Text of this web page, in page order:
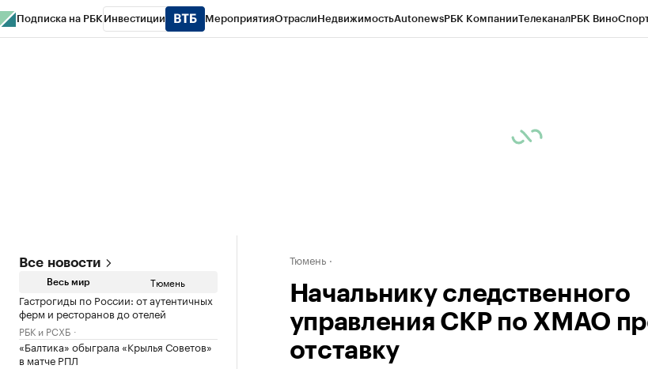
Подписка на РБК Инвестиции МероприятияОтраслиНедвижимостьAutonewsРБК КомпанииТелеканалРБК Вино
Все новости
Весь мир Тюмень
Гастрогиды по России: от аутентичных
ферм и ресторанов до отелей
РБК и РСХБ
«Балтика» обыграла «Крылья Советов»
в матче РПЛ
Тюмень
Начальнику следственного
управления СКР по ХМАО
отставку